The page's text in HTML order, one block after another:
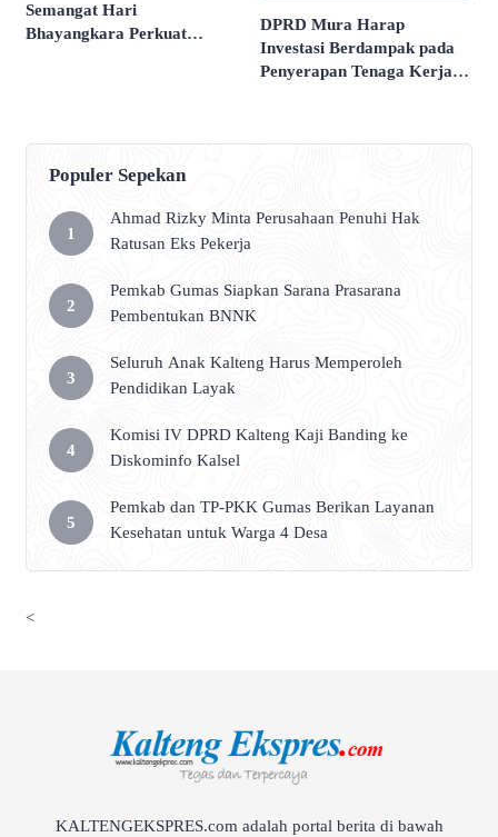
Semangat Hari
Bhayangkara Perkuat
DPRD Mura Harap
Investasi Berdampak pada
Penyerapan Tenaga Kerja
Populer Sepekan
Ahmad Rizky Minta Perusahaan Penuhi Hak
Ratusan Eks Pekerja
Pemkab Gumas Siapkan Sarana Prasarana
Pembentukan BNNK
Seluruh Anak Kalteng Harus Memperoleh
Pendidikan Layak
Komisi IV DPRD Kalteng Kaji Banding ke
Diskominfo Kalsel
Pemkab dan TP-PKK Gumas Berikan Layanan
Kesehatan untuk Warga 4 Desa
<
KALTENGEKSPRES.com adalah portal berita di bawah